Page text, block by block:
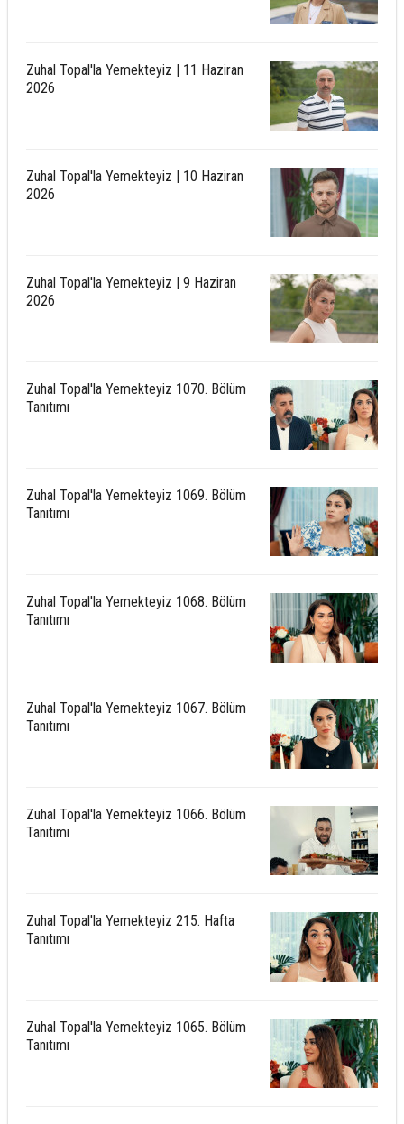
Zuhal Topal'la Yemekteyiz | 11 Haziran
2026
Zuhal Topal'la Yemekteyiz | 10 Haziran
2026
Zuhal Topal'la Yemekteyiz | 9 Haziran
2026
Zuhal Topal'la Yemekteyiz 1070. Bölüm
Tanıtımı
Zuhal Topal'la Yemekteyiz 1069. Bölüm
Tanıtımı
Zuhal Topal'la Yemekteyiz 1068. Bölüm
Tanıtımı
Zuhal Topal'la Yemekteyiz 1067. Bölüm
Tanıtımı
Zuhal Topal'la Yemekteyiz 1066. Bölüm
Tanıtımı
Zuhal Topal'la Yemekteyiz 215. Hafta
Tanıtımı
Zuhal Topal'la Yemekteyiz 1065. Bölüm
Tanıtımı